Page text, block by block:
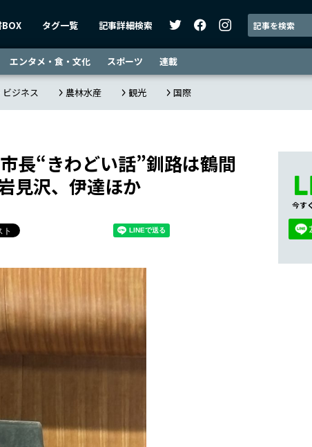
タグ一覧 記事詳細検索
エンタメ・食・文化 スポーツ 連載
ジネス 農林水産 観光 国際
“きわどい話”――釧路は鶴間
見沢、伊達ほか
今す